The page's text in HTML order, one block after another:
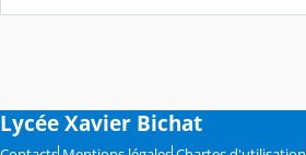
Lycée Xavier Bichat